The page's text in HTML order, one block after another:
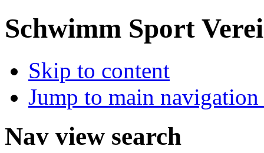
Schwimm Sport
Skip to content
Jump to main
Nav view search